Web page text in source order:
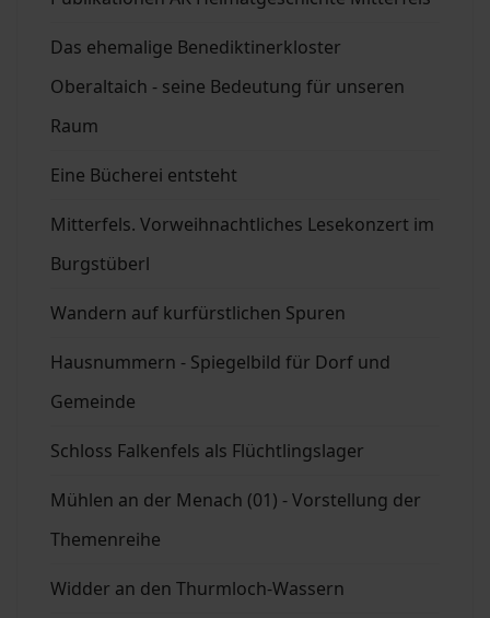
Das ehemalige Benediktinerkloster
Oberaltaich - seine Bedeutung für unseren
Raum
Eine Bücherei entsteht
Mitterfels. Vorweihnachtliches Lesekonzert im
Burgstüberl
Wandern auf kurfürstlichen Spuren
Hausnummern - Spiegelbild für Dorf und
Gemeinde
Schloss Falkenfels als Flüchtlingslager
Mühlen an der Menach (01) - Vorstellung der
Themenreihe
Widder an den Thurmloch-Wassern